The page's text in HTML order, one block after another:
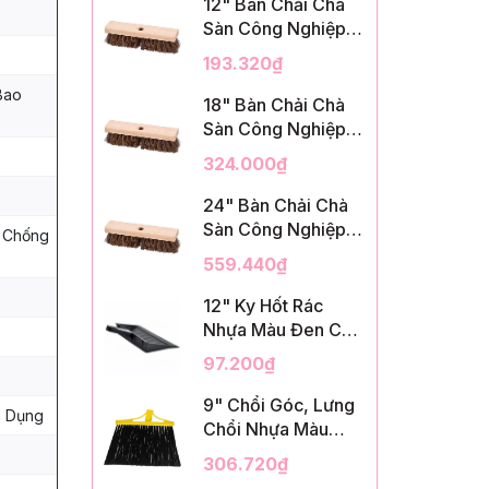
Dụng
12" Bàn Chải Chà
Sàn Công Nghiệp,
Sợi Palmyra, InsuX
INXDS1, 12
Cái/Thùng (12"
Brush Deck Scrub,
193.320₫
18" Bàn Chải Chà
Sàn Công Nghiệp,
Sợi Palmyra, InsuX
INXDS2, 12
Cái/Thùng (18"
Brush Deck Scrub,
324.000₫
24" Bàn Chải Chà
Sàn Công Nghiệp,
Sợi Palmyra, InsuX
INXDS2, 12
Cái/Thùng (24"
Brush Deck Scrub ,
559.440₫
12" Ky Hốt Rác
Nhựa Màu Đen Có
Tay Cầm, InsuX
INXSHD01, 12
Cái/Thùng, Mã
IMPA 174141 (12"
Black Plastic)
97.200₫
9" Chổi Góc, Lưng
Chổi Nhựa Màu
Vàng, Lông PET
Màu Đen, Kèm Cán
306.720₫